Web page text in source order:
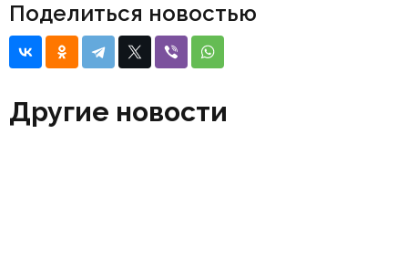
Поделиться новостью
Другие новости